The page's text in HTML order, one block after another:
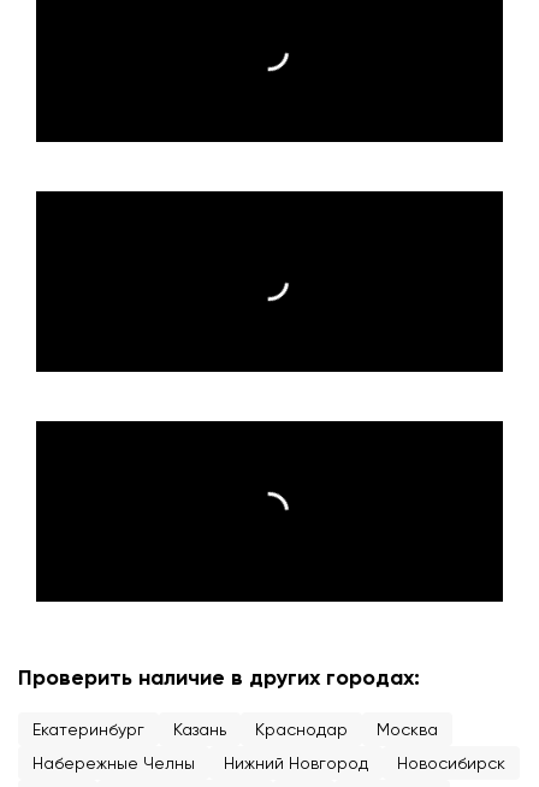
Проверить наличие в других городах:
Екатеринбург Казань Краснодар
Москва
Набережные Челны
Нижний Новгород Новосибирск